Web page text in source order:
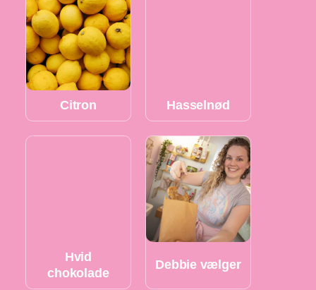
Citron Hasselnød
Hvid
chokolade
Debbie vælger